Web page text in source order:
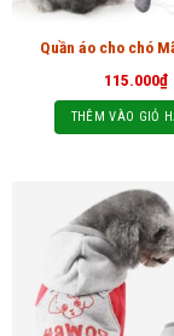
Quần áo cho chó
115.000₫
THÊM VÀO GIỎ